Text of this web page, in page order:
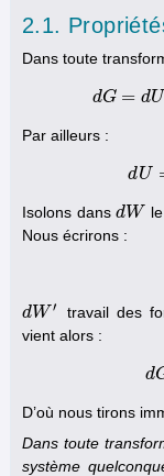
2.1.
Dans toute
dG = dU
dG
Par ailleurs :
dU
Isolons dansdW
dW
Nous écrirons :
dW ′
dW′
travail des
vient alors :
d
D’où nous tirons
Dans toute
système